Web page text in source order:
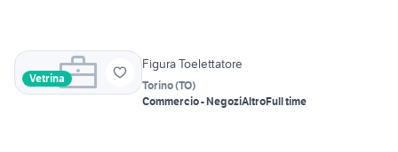
Vetrina
Figura Toelettatore
Torino(TO)
Commercio - NegoziAltroFull time